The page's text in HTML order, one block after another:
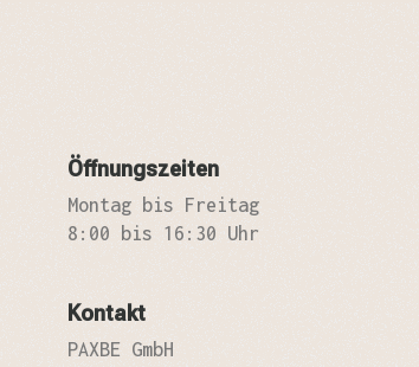
Öffnungszeiten
Montag bis Freitag
8:00 bis 16:30 Uhr
Kontakt
PAXBE GmbH